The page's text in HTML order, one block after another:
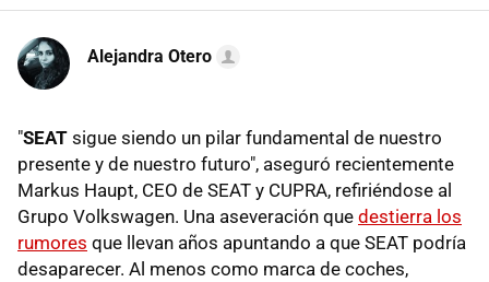
Alejandra Otero
"SEAT sigue siendo un pilar fundamental de nuestro
presente y de nuestro futuro", aseguró recientemente
Markus Haupt, CEO de SEAT y CUPRA, refiriéndose al
Grupo Volkswagen. Una aseveración que destierra los
rumores que llevan años apuntando a que SEAT podría
desaparecer. Al menos como marca de coches,